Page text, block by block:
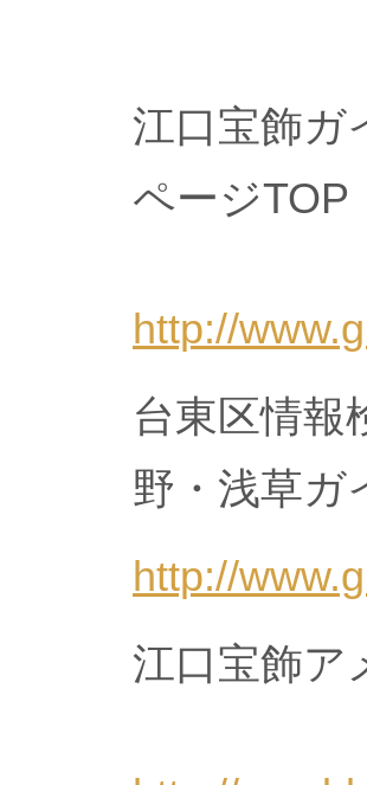
江口宝飾ガ
ページTOP
http://
台東区情
野・浅草ガ
http://
江口宝飾ア